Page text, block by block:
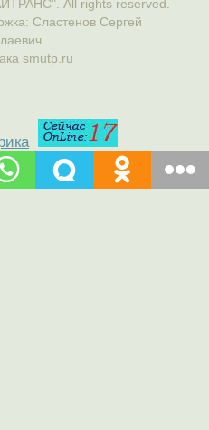
All rights reserved.
Сластенов Сергей
smutp.ru